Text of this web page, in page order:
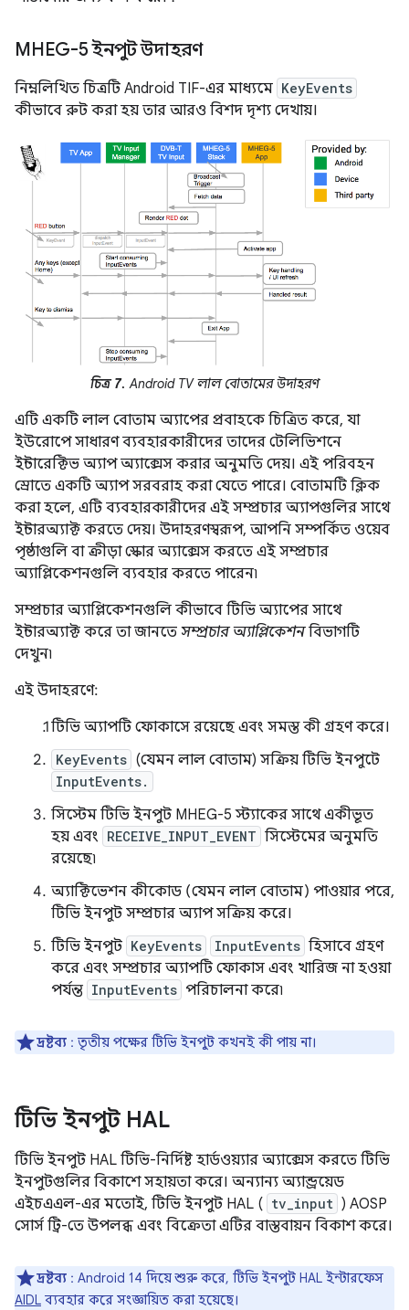
MHEG-5 ইনপুট উদাহরণ
নিম্নলিখিত চিত্রটি Android TIF-এর মাধ্যমে KeyEvents
কীভাবে রুট করা হয় তার আরও বিশদ দৃশ্য দেখায়।
চিত্র 7. Android TV লাল বোতামের উদাহরণ
এটি একটি লাল বোতাম অ্যাপের প্রবাহকে চিত্রিত করে, যা
ইউরোপে সাধারণ ব্যবহারকারীদের তাদের টেলিভিশনে
ইন্টারেক্টিভ অ্যাপ অ্যাক্সেস করার অনুমতি দেয়। এই পরিবহন
স্রোতে একটি অ্যাপ সরবরাহ করা যেতে পারে। বোতামটি ক্লিক
করা হলে, এটি ব্যবহারকারীদের এই সম্প্রচার অ্যাপগুলির সাথে
ইন্টারঅ্যাক্ট করতে দেয়। উদাহরণস্বরূপ, আপনি সম্পর্কিত ওয়েব
পৃষ্ঠাগুলি বা ক্রীড়া স্কোর অ্যাক্সেস করতে এই সম্প্রচার
অ্যাপ্লিকেশনগুলি ব্যবহার করতে পারেন৷
সম্প্রচার অ্যাপ্লিকেশনগুলি কীভাবে টিভি অ্যাপের সাথে
ইন্টারঅ্যাক্ট করে তা জানতে সম্প্রচার অ্যাপ্লিকেশনবিভাগটি
দেখুন৷
এই উদাহরণে:
টিভি অ্যাপটি ফোকাসে রয়েছে এবং সমস্ত কী গ্রহণ করে।
KeyEvents (যেমন লাল বোতাম) সক্রিয় টিভি ইনপুটে
InputEvents.
সিস্টেম টিভি ইনপুট MHEG-5 স্ট্যাকের সাথে একীভূত
হয় এবং RECEIVE_INPUT_EVENT সিস্টেমের অনুমতি
রয়েছে৷
অ্যাক্টিভেশন কীকোড (যেমন লাল বোতাম) পাওয়ার পরে,
টিভি ইনপুট সম্প্রচার অ্যাপ সক্রিয় করে।
টিভি ইনপুট KeyEvents InputEvents হিসাবে গ্রহণ
করে এবং সম্প্রচার অ্যাপটি ফোকাস এবং খারিজ না হওয়া
পর্যন্ত InputEvents পরিচালনা করে৷
দ্রষ্টব্য : তৃতীয় পক্ষের টিভি ইনপুট কখনই কী পায় না।
টিভি ইনপুট HAL
টিভি ইনপুট HAL টিভি-নির্দিষ্ট হার্ডওয়্যার অ্যাক্সেস করতে টিভি
ইনপুটগুলির বিকাশে সহায়তা করে। অন্যান্য অ্যান্ড্রয়েড
এইচএএল-এর মতোই, টিভি ইনপুট HAL ( tv_input ) AOSP
সোর্স ট্রি-তে উপলব্ধ এবং বিক্রেতা এটির বাস্তবায়ন বিকাশ করে।
দ্রষ্টব্য : Android 14 দিয়ে শুরু করে, টিভি ইনপুট HAL ইন্টারফেস
AIDL ব্যবহার করে সংজ্ঞায়িত করা হয়েছে।